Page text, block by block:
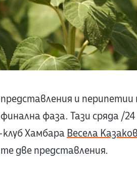
и
фаза. Тази сряда /
Хамбара Весела
две представления.